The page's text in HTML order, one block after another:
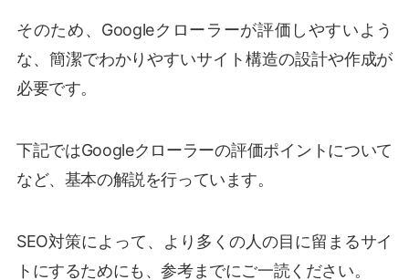
そのため、Googleクローラーが評価しやすいよう
な、簡潔でわかりやすいサイト構造の設計や作成が
必要です。
下記ではGoogleクローラーの評価ポイントについて
など、基本の解説を行っています。
SEO対策によって、より多くの人の目に留まるサイ
トにするためにも、参考までにご一読ください。